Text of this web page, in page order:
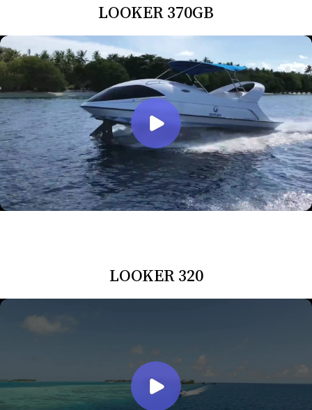
LOOKER 370GB
LOOKER 320